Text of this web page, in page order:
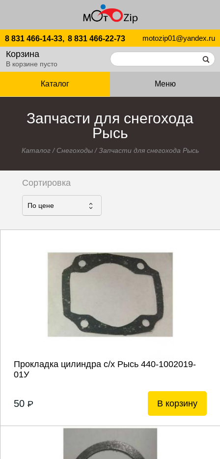
8 831 466-14-33, 8 831 466-22-73 motozip01@yandex.ru
Корзина
В корзине пусто
Каталог Меню
Запчасти для снегохода
Рысь
Каталог/ Снегоходы/Запчасти для снегохода Рысь
Сортировка
По ценe
Прокладка цилиндра с/х Рысь 440-1002019-
01У
50 P В корзину